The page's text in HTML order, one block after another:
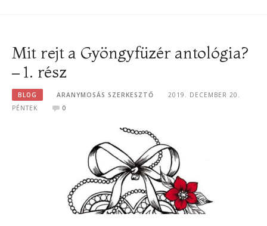
Mit rejt a Gyöngyfüzér antológia?
– 1. rész
BLOG ARANYMOSÁS SZERKESZTŐ
2019. DECEMBER 20.
PÉNTEK
0